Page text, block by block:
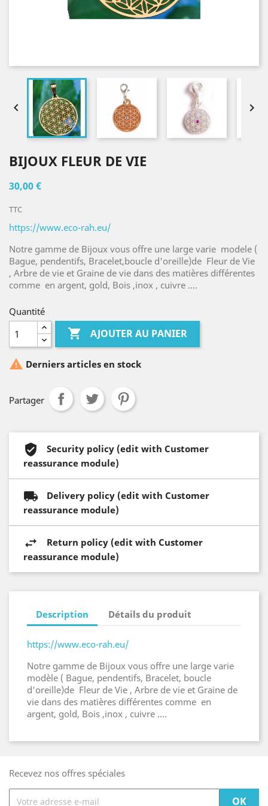
 
BIJOUX FLEUR DE VIE
30,00 €
TTC
https://www.eco-rah.eu/
Notre gamme de Bijoux vous offre une large varie modele (
Bague, pendentifs, Bracelet,boucle d'oreille)de Fleur de Vie
, Arbre de vie et Graine de vie dans des matières différentes
comme en argent, gold, Bois ,inox , cuivre ....
Quantité
 AJOUTER AU PANIER
 Derniers articles en stock
Partager
Security policy (edit with Customer
reassurance module)
Delivery policy (edit with Customer
reassurance module)
Return policy (edit with Customer
reassurance module)
Description Détails du produit
https://www.eco-rah.eu/
Notre gamme de Bijoux vous offre une large varie
modèle ( Bague, pendentifs, Bracelet, boucle
d'oreille)de Fleur de Vie , Arbre de vie et Graine de
vie dans des matières différentes comme en
argent, gold, Bois ,inox , cuivre ....
Recevez nos offres spéciales